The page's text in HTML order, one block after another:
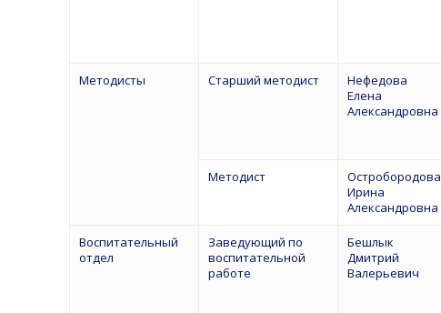
Методисты Старший методист
Нефедова
Елена
Александровна
Методист
Остробородова
Ирина
Александровна
Воспитательный
отдел
Заведующий по
воспитательной
работе
Бешлык
Дмитрий
Валерьевич